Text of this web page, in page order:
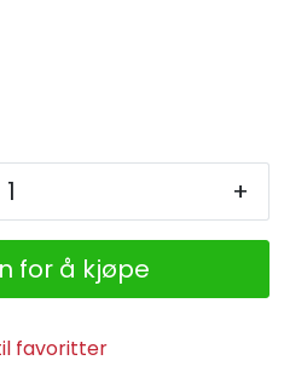
+
for å kjøpe
favoritter